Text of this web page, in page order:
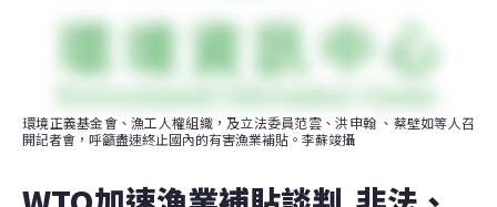
環境正義基金會、漁工人權組織，及立法委員范雲、洪申翰 、蔡壁如等人召
開記者會，呼籲盡速終止國內的有害漁業補貼。李蘇竣攝